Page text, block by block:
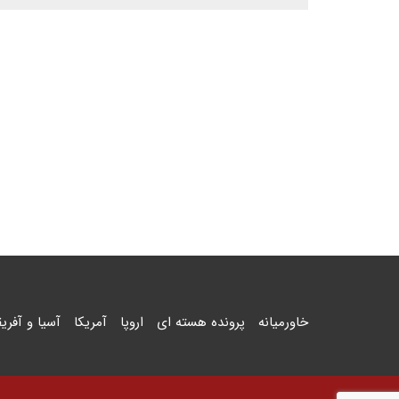
خاورمیانه پرونده هسته ای اروپا آمریکا آسیا و